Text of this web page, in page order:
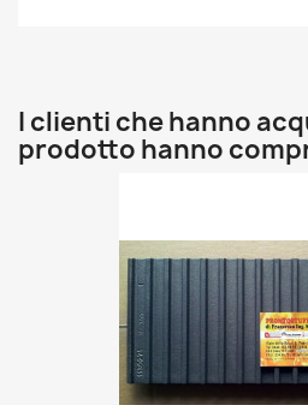
I clienti che hanno
prodotto hanno